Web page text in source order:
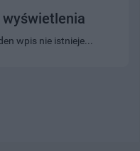
wpis nie istnieje...